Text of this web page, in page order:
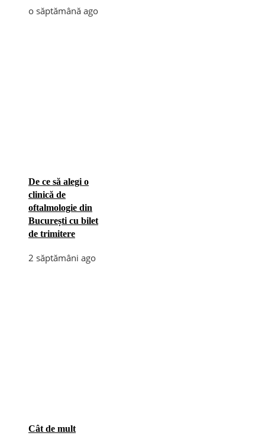
o săptămână ago
De ce să alegi o
clinică de
oftalmologie din
București cu bilet
de trimitere
2 săptămâni ago
Cât de mult